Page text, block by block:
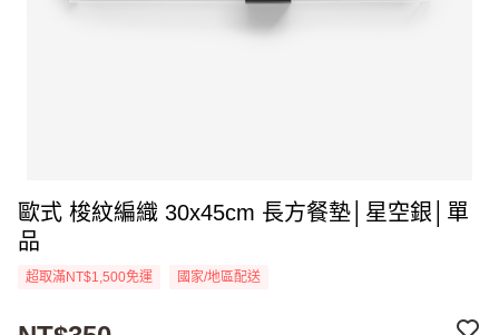
歐式 梭紋編織 30x45cm 長方餐墊│星空銀│單
品
超取滿NT$1,500免運 國家/地區配送